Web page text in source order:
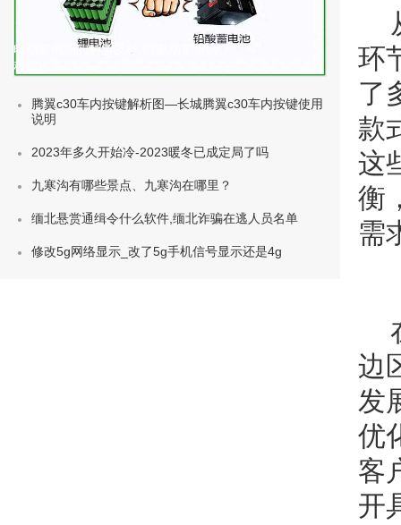
环
了
款
这
衡
需
边
发
优
客
开
电动车电池的种类及标准(电动车 电池
种类)
腾翼c30车内按键解析图—长城腾翼c30车内按键使用
说明
2023年多久开始冷-2023暖冬已成定局了吗
九寒沟有哪些景点、九寒沟在哪里？
缅北悬赏通缉令什么软件,缅北诈骗在逃人员名单
修改5g网络显示_改了5g手机信号显示还是4g